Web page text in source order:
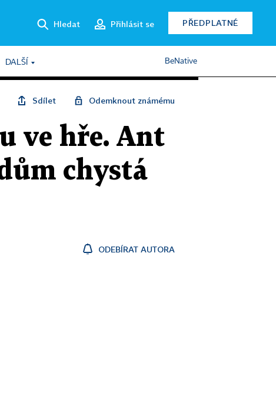
Hledat Přihlásit se PŘEDPLATNÉ
DALŠÍ BeNative
Sdílet Odemknout známému
ve hře. Ant
chystá
ODEBÍRAT AUTORA